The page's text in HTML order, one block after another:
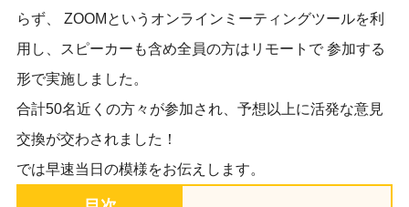
らず、 ZOOMというオンラインミーティングツールを利
用し、スピーカーも含め全員の方はリモートで 参加する
形で実施しました。
合計50名近くの方々が参加され、予想以上に活発な意見
交換が交わされました！
では早速当日の模様をお伝えします。